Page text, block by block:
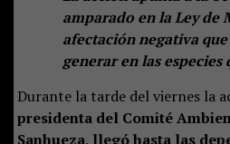
amparado en la Ley
afectación negativa
generar en las
Durante la tarde del viernes la
presidenta del Comité
Sanhueza, llegó hasta las